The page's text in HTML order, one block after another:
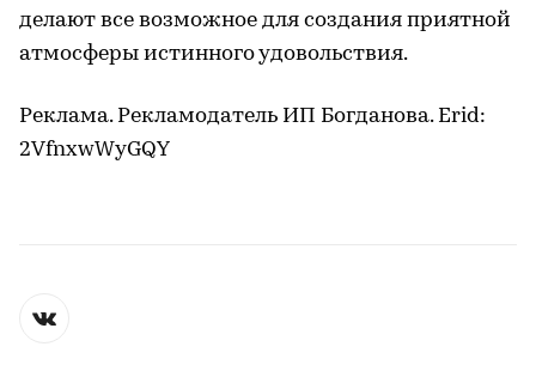
делают все возможное для создания приятной
атмосферы истинного удовольствия.
Реклама. Рекламодатель ИП Богданова. Erid:
2VfnxwWyGQY